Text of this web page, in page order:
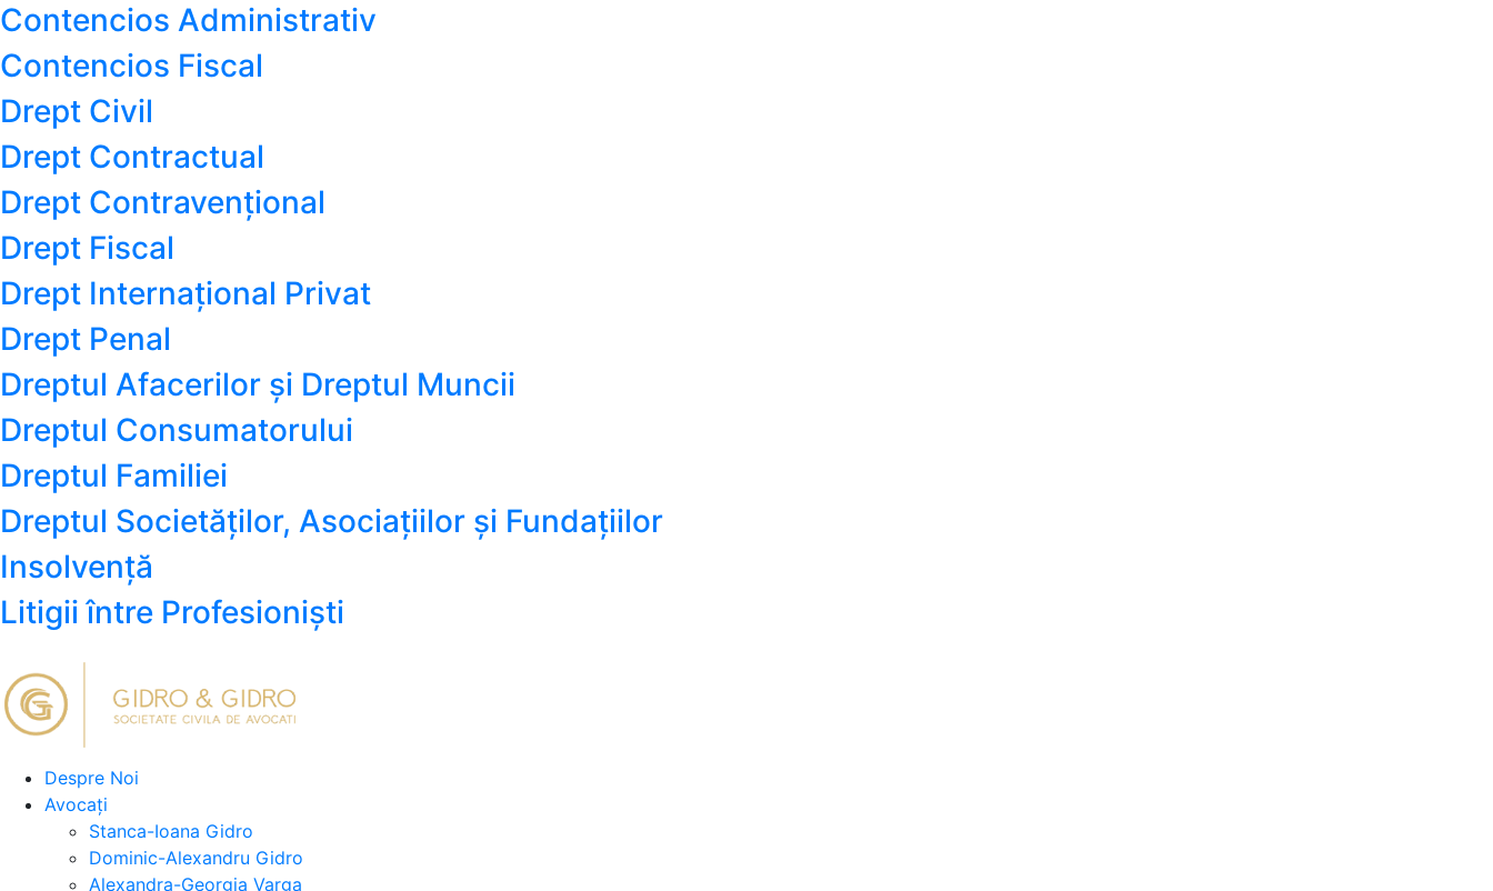
Contencios Administrativ
Contencios Fiscal
Drept Civil
Drept Contractual
Drept Contravențional
Drept Fiscal
Drept Internațional Privat
Drept Penal
Dreptul Afacerilor și Dreptul Muncii
Dreptul Consumatorului
Dreptul Familiei
Dreptul Societăților, Asociațiilor și Fundațiilor
Insolvență
Litigii între Profesioniști
Despre Noi
Avocați
Stanca-Ioana Gidro
Dominic-Alexandru Gidro
Alexandra-Georgia Varga